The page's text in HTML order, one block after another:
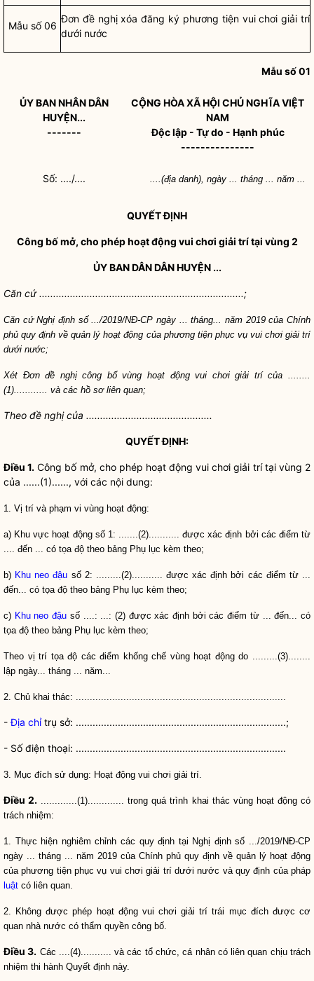
Mẫu số 06
Đơn đề nghị xóa đăng ký phương tiện vui chơi giải trí
dưới nước
Mẫu số 01
ỦY BANNHÂN DÂN
HUYỆN...
-------
CỘNG HÒA XÃ HỘI CHỦ NGHĨA VIỆT
NAM
Độc lập - Tự do - Hạnh phúc
---------------
Số: ..../.... ....(địa danh), ngày ... tháng ... năm ...
QUYẾT ĐỊNH
Công bố mở, cho phép hoạt động vui chơi giải trí tại vùng 2
ỦY BAN DÂN DÂN HUYỆN ...
Căn cứ .........................................................................;
Căn cứ Nghị định số .../2019/NĐ-CP ngày ... tháng... năm 2019 của Chính
phủ quy định về quản lý hoạt động của phương tiện phục vụ vui chơi giải trí
dưới nước;
Xét Đơn đề nghị công bố vùng hoạt động vui chơi giải trí của ........
(1)............ và các hồ sơ liên quan;
Theo đề nghị của .............................................
QUYẾT ĐỊNH:
Điều 1. Công bố mở, cho phép hoạt động vui chơi giải trí tại vùng 2
của ......(1)......, với các nội dung:
1. Vị trí và phạm vi vùng hoạt động:
a) Khu vực hoạt động số 1: .......(2)........... được xác định bởi các điểm từ
.... đến ... có tọa độ theo bảng Phụ lục kèm theo;
b) Khu neo đậu số 2: .........(2)........... được xác định bởi các điểm từ ...
đến... có tọa độ theo bảng Phụ lục kèm theo;
c) Khu neo đậu số ....: ...: (2) được xác định bởi các điểm từ ... đến... có
tọa độ theo bảng Phụ lục kèm theo;
Theo vị trí tọa độ các điểm khống chế vùng hoạt động do .........(3)........
lập ngày... tháng ... năm...
2. Chủ khai thác: ...........................................................................
-Địa chỉtrụ sở: ...........................................................................;
- Số điện thoại: ...........................................................................
3. Mục đích sử dụng: Hoạt động vui chơi giải trí.
Điều 2. .............(1)............. trong quá trình khai thác vùng hoạt động có
trách nhiệm:
1. Thực hiện nghiêm chỉnh các quy định tại Nghị định số .../2019/NĐ-CP
ngày ... tháng ... năm 2019 của Chính phủ quy định về quản lý hoạt động
của phương tiện phục vụ vui chơi giải trí dưới nước và quy định của pháp
luật có liên quan.
2. Không được phép hoạt động vui chơi giải trí trái mục đích được cơ
quan nhà nước có thẩm quyền công bố.
Điều 3. Các ....(4)........... và các tổ chức, cá nhân có liên quan chịu trách
nhiệm thi hành Quyết định này.